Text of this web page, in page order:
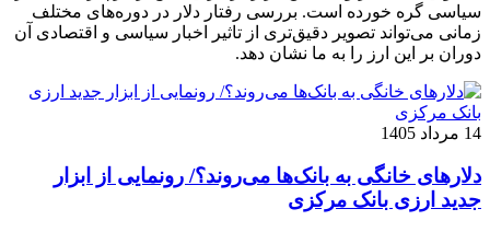
سیاسی گره خورده است. بررسی رفتار دلار در دوره‌های مختلف
زمانی می‌تواند تصویر دقیق‌تری از تاثیر اخبار سیاسی و اقتصادی آن
دوران بر این ارز را به ما نشان دهد.
14 مرداد 1405
دلارهای خانگی به بانک‌ها می‌روند؟/ رونمایی از ابزار
جدید ارزی بانک مرکزی